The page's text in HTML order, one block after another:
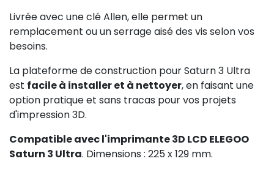
Livrée avec une clé Allen, elle permet un
remplacement ou un serrage aisé des vis selon vos
besoins.
La plateforme de construction pour Saturn 3 Ultra
est facile à installer et à nettoyer, en faisant une
option pratique et sans tracas pour vos projets
d'impression 3D.
Compatible avec l'imprimante 3D LCD ELEGOO
Saturn 3 Ultra. Dimensions : 225 x 129 mm.